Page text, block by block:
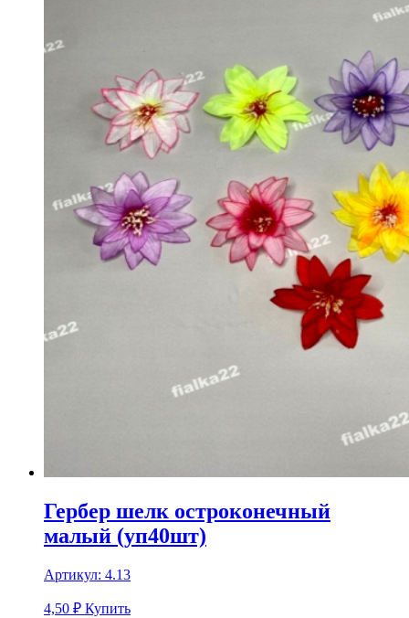
Гербер шелк остроконечный
малый (уп40шт)
Артикул: 4.13
4,50 ₽ Купить